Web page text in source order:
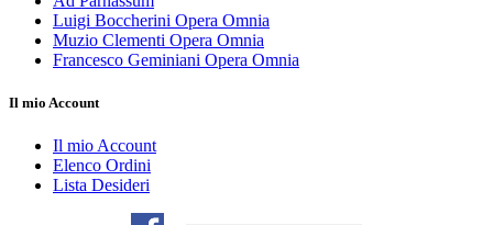
Luigi Boccherini Opera Omnia
Muzio Clementi Opera Omnia
Francesco Geminiani Opera Omnia
Il mio Account
Il mio Account
Elenco Ordini
Lista Desideri